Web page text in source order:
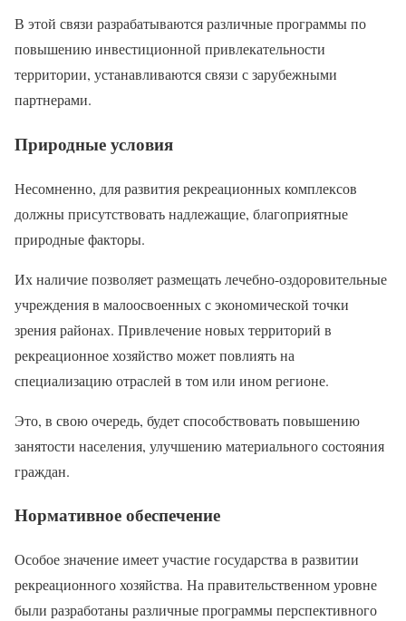
В этой связи разрабатываются различные программы по
повышению инвестиционной привлекательности
территории, устанавливаются связи с зарубежными
партнерами.
Природные условия
Несомненно, для развития рекреационных комплексов
должны присутствовать надлежащие, благоприятные
природные факторы.
Их наличие позволяет размещать лечебно-оздоровительные
учреждения в малоосвоенных с экономической точки
зрения районах. Привлечение новых территорий в
рекреационное хозяйство может повлиять на
специализацию отраслей в том или ином регионе.
Это, в свою очередь, будет способствовать повышению
занятости населения, улучшению материального состояния
граждан.
Нормативное обеспечение
Особое значение имеет участие государства в развитии
рекреационного хозяйства. На правительственном уровне
были разработаны различные программы перспективного